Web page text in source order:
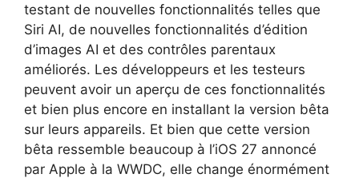
testant de nouvelles fonctionnalités telles que
Siri AI, de nouvelles fonctionnalités d’édition
d’images AI et des contrôles parentaux
améliorés. Les développeurs et les testeurs
peuvent avoir un aperçu de ces fonctionnalités
et bien plus encore en installant la version bêta
sur leurs appareils. Et bien que cette version
bêta ressemble beaucoup à l’iOS 27 annoncé
par Apple à la WWDC, elle change énormément